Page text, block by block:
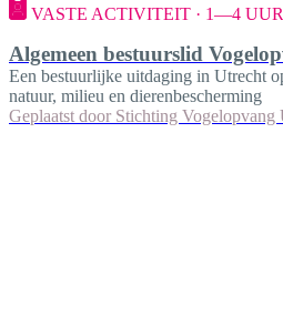
VASTE ACTIVITEIT · 1—4
Algemeen bestuurslid
Een bestuurlijke uitdaging in Utrecht
natuur, milieu en dierenbescherming
Geplaatst door Stichting Vogelopvang